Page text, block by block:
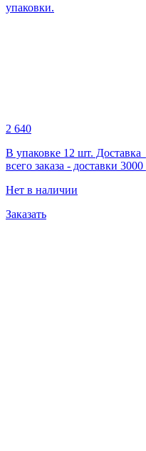
упаковки.
2 640
В упаковке 12 шт.
всего заказа - доставки 3000
Нет в наличии
Заказать